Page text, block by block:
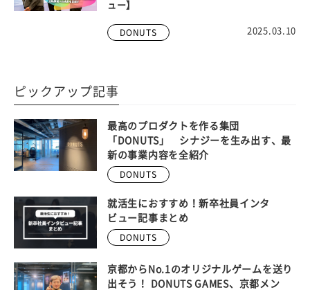
DONUTS 2025.03.10
ュー】
ピックアップ記事
最高のプロダクトを作る集団
「DONUTS」 シナジーを生み出す、最
新の事業内容を全紹介
DONUTS
就活生におすすめ！新卒社員インタ
ビュー記事まとめ
DONUTS
京都からNo.1のオリジナルゲームを送り
出そう！ DONUTS GAMES、京都メン